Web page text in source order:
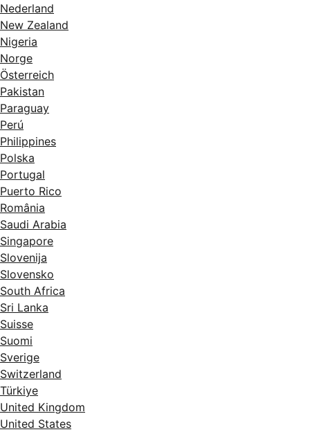
Nederland
New Zealand
Nigeria
Norge
Österreich
Pakistan
Paraguay
Perú
Philippines
Polska
Portugal
Puerto Rico
România
Saudi Arabia
Singapore
Slovenija
Slovensko
South Africa
Sri Lanka
Suisse
Suomi
Sverige
Switzerland
Türkiye
United Kingdom
United States